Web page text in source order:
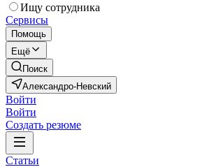
Ищу сотрудника
Сервисы
Помощь
Ещё
Поиск
Александро-Невский
Войти
Войти
Создать резюме
Статьи